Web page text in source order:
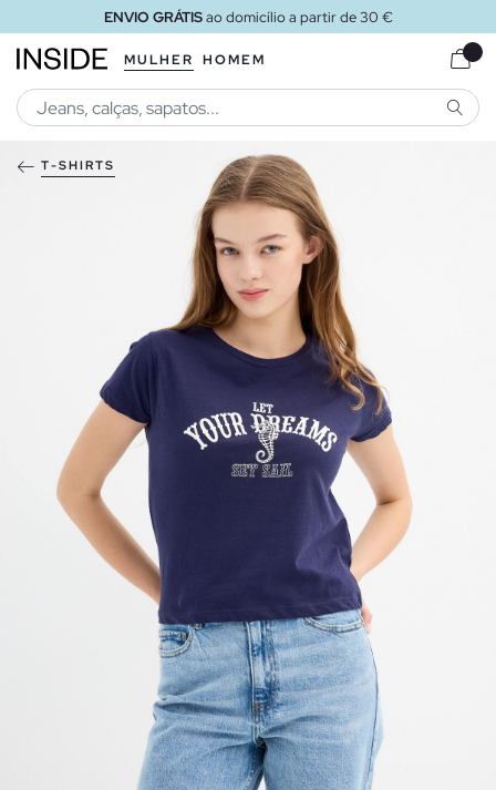
ENVIO GRÁTISao domicílio a partir de 30 €
MULHER HOMEM
T-SHIRTS